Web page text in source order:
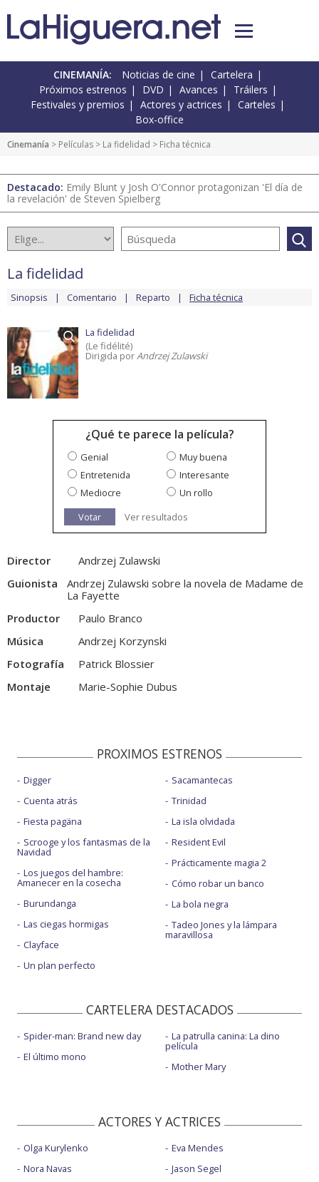
CINEMANÍA: Noticias de cine
Cartelera
Próximos estrenos
DVD Avances
Tráilers
Festivales y premios
Actores y actrices
Carteles
Box-office
Cinemanía > Películas > La fidelidad > Ficha técnica
Destacado: Emily Blunt y Josh O'Connor protagonizan 'El día de
la revelación' de Steven Spielberg
La fidelidad
Sinopsis Comentario Reparto Ficha técnica
La fidelidad
(Le fidélité)
Dirigida porAndrzej Zulawski
¿Qué te parece la película?
Genial
Muy buena
Entretenida
Interesante
Mediocre
Un rollo
Votar
Ver resultados
Director
Andrzej Zulawski
Guionista
Andrzej Zulawski sobre la novela de Madame de
La Fayette
Productor
Paulo Branco
Música
Andrzej Korzynski
Fotografía
Patrick Blossier
Montaje
Marie-Sophie Dubus
PROXIMOS ESTRENOS
Digger
Cuenta atrás
Fiesta pagäna
Scrooge y los fantasmas de la
Navidad
Los juegos del hambre:
Amanecer en la cosecha
Burundanga
Las ciegas hormigas
Clayface
Un plan perfecto
Sacamantecas
Trinidad
La isla olvidada
Resident Evil
Prácticamente magia 2
Cómo robar un banco
La bola negra
Tadeo Jones y la lámpara
maravillosa
CARTELERA DESTACADOS
Spider-man: Brand new day
El último mono
La patrulla canina: La dino
película
Mother Mary
ACTORES Y ACTRICES
Olga Kurylenko
Nora Navas
Eva Mendes
Jason Segel